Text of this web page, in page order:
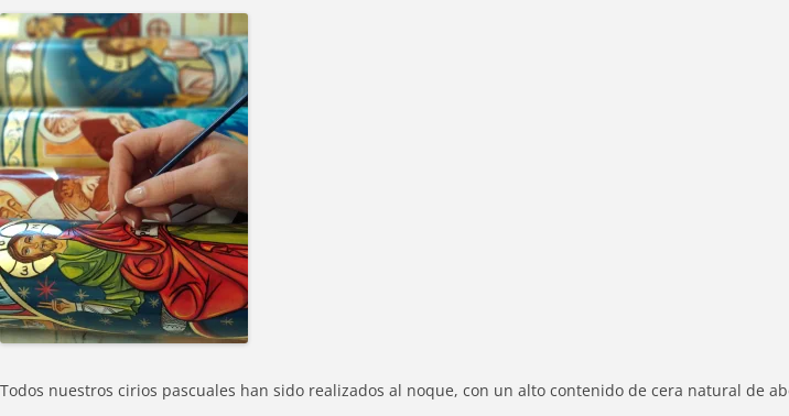
Todos nuestros cirios pascuales han sido realizados al noque, con un alto contenido de cera natural de